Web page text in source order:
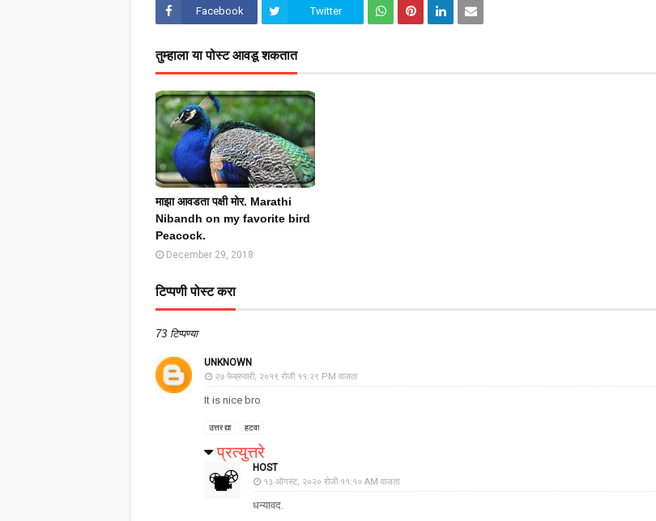
Facebook Twitter
तुम्‍हाला या पोस्‍ट आवडू शकतात
माझा आवडता पक्षी मोर. Marathi
Nibandh on my favorite bird
Peacock.
December 29, 2018
टिप्पणी पोस्ट करा
73 टिप्पण्या
UNKNOWN
२७ फेब्रुवारी, २०१९ रोजी ११:२९ PM वाजता
It is nice bro
उत्तर द्या हटवा
प्रत्युत्तरे
HOST
१३ ऑगस्ट, २०२० रोजी ११:१० AM वाजता
धन्यावद.